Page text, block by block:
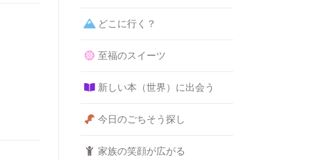
どこに行く？
至福のスイーツ
新しい本（世界）に出会う
今日のごちそう探し
家族の笑顔が広がる